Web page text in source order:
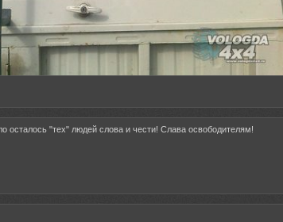
осталось "тех" людей слова и чести! Слава освободителям!